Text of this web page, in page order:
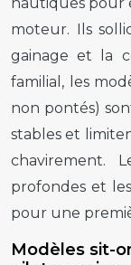
moteur. Ils
gainage et la
familial, les
non pontés)
stables et
chavirement.
profondes et
pour une
Modèles sit-